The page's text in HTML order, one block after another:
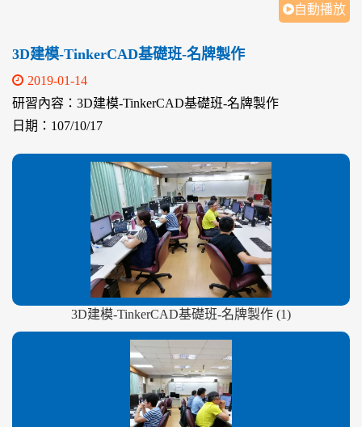
自動播放
3D建模-TinkerCAD基礎班-名牌製作
2019-01-14
研習內容：3D建模-TinkerCAD基礎班-名牌製作
日期：107/10/17
3D建模-TinkerCAD基礎班-名牌製作 (1)